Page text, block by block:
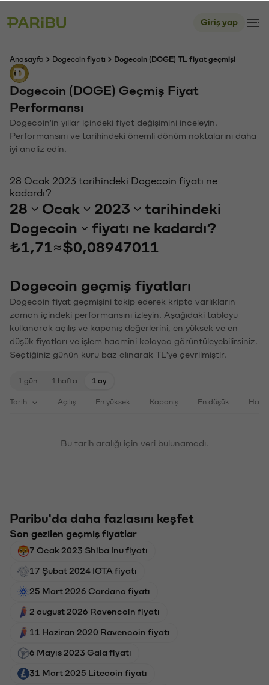
Giriş yap
Anasayfa Dogecoin fiyatı Dogecoin (DOGE) TL fiyat geçmişi
Dogecoin (DOGE) Geçmiş Fiyat
Performansı
Dogecoin'in yıllar içindeki fiyat değişimini inceleyin.
Performansını ve tarihindeki önemli dönüm noktalarını daha
iyi analiz edin.
28 Ocak 2023 tarihindeki Dogecoin fiyatı ne
kadardı?
28 Ocak 2023
tarihindeki
Dogecoin
fiyatı ne kadardı?
₺1,71 ≈$0,08947011
Dogecoin geçmiş fiyatları
Dogecoin fiyat geçmişini takip ederek kripto varlıkların
zaman içindeki performansını izleyin. Aşağıdaki tabloyu
kullanarak açılış ve kapanış değerlerini, en yüksek ve en
düşük fiyatları ve işlem hacmini kolayca görüntüleyebilirsiniz.
Seçtiğiniz günün kuru baz alınarak TL'ye çevrilmiştir.
1 gün 1 hafta 1 ay
Tarih Açılış En yüksek Kapanış En düşük
Bu tarih aralığı için veri bulunamadı.
Paribu'da daha fazlasını keşfet
Son gezilen geçmiş fiyatlar
7 Ocak 2023 Shiba Inu fiyatı
17 Şubat 2024 IOTA fiyatı
25 Mart 2026 Cardano fiyatı
2 august 2026 Ravencoin fiyatı
11 Haziran 2020 Ravencoin fiyatı
6 Mayıs 2023 Gala fiyatı
31 Mart 2025 Litecoin fiyatı